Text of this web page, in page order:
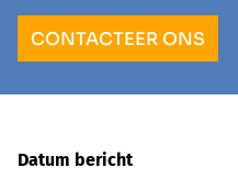
CONTACTEER ONS
Datum bericht